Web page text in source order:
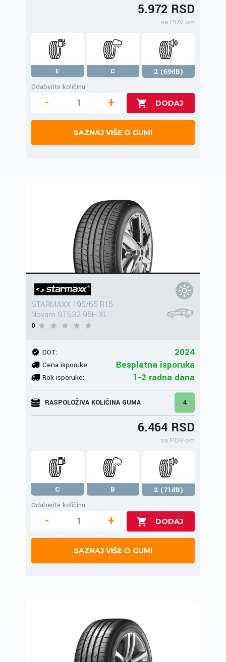
5.972 RSD
sa PDV-om
E C
2 (69dB)
Odaberite količinu
- +
SAZNAJ VIŠE O GUMI
STARMAXX 195/65 R15
Novaro ST532 95H XL
0
DOT: 2024
Cena isporuke: Besplatna isporuka
Rok isporuke: 1-2 radna dana
RASPOLOŽIVA KOLIČINA GUMA 4
6.464 RSD
sa PDV-om
C B
2 (71dB)
Odaberite količinu
- +
SAZNAJ VIŠE O GUMI